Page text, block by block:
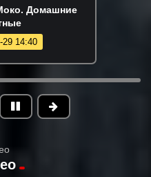
Домашние
29 14:40